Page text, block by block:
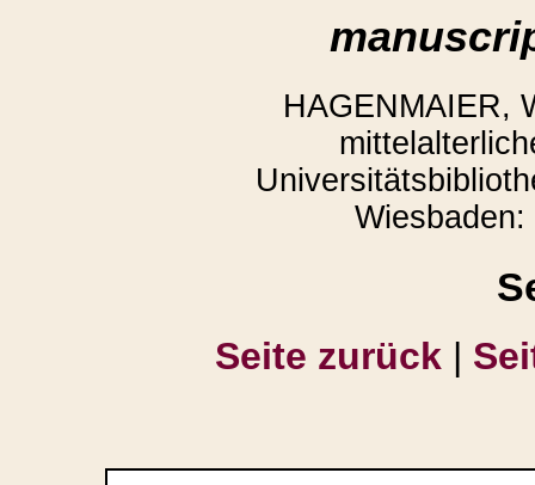
HAGENMAIER,
Seite zurück |